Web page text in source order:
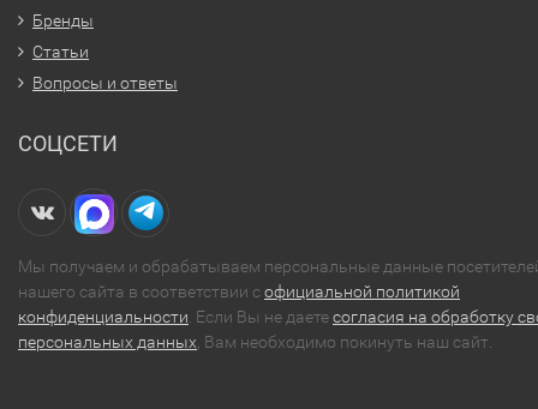
Бренды
Статьи
Вопросы и ответы
СОЦСЕТИ
Мы получаем и обрабатываем персональные данные
нашего сайта в соответствии софициальной политикой
конфиденциальности . Если Вы не даетесогласия на обработку
персональных данных , Вам необходимо покинуть наш сайт.